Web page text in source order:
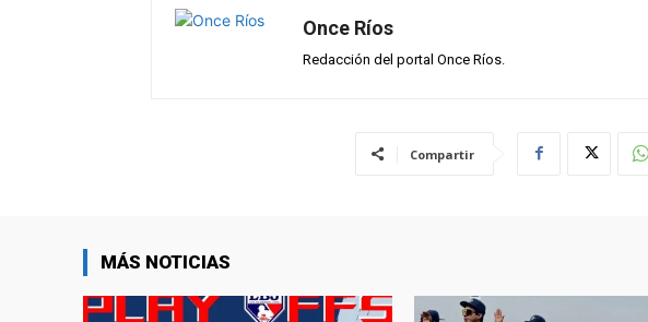
p
o
m
Once Ríos
Redacción del portal Once Ríos.
Compartir
MÁS NOTICIAS